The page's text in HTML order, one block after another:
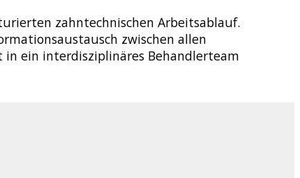
zahntechnischen Arbeitsablauf.
zwischen allen
ein interdisziplinäres Behandlerteam